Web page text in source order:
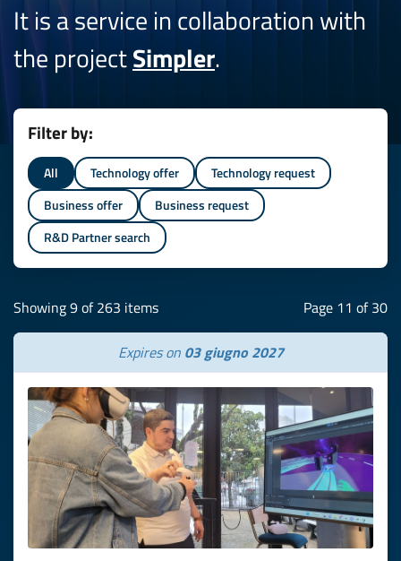
It is a service in collaboration with
the projectSimpler.
Filter by:
All Technology offer
Technology request
Business offer
Business request
R&D Partner search
Showing 9 of 263 items Page 11 of 30
Expires on 03 giugno 2027